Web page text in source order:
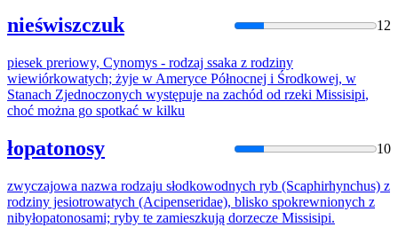
nieświszczuk 12
piesek preriowy, Cynomys - rodzaj ssaka z rodziny
wiewiórkowatych; żyje w Ameryce Północnej i Środkowej, w
Stanach Zjednoczonych występuje na zachód od rzeki Missisipi,
choć można go spotkać w kilku
łopatonosy 10
zwyczajowa nazwa rodzaju słodkowodnych ryb (Scaphirhynchus) z
rodziny jesiotrowatych (Acipenseridae), blisko spokrewnionych z
nibyłopatonosami; ryby te zamieszkują dorzecze Missisipi.